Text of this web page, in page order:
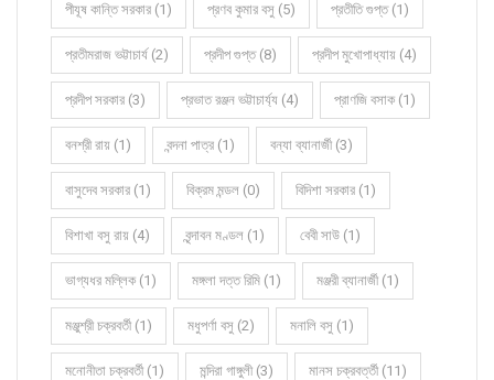
পীযূষ কান্তি সরকার (1) প্রণব কুমার বসু (5) প্রতীতি গুপ্ত (1)
প্রতীমরাজ ভট্টাচার্য (2) প্রদীপ গুপ্ত (8) প্রদীপ মুখোপাধ্যায় (4)
প্রদীপ সরকার (3) প্রভাত রঞ্জন ভট্টাচার্য্য (4) প্রাণজি বসাক (1)
বনশ্রী রায় (1) বন্দনা পাত্র (1) বন্যা ব্যানার্জী (3)
বাসুদেব সরকার (1) বিক্রম মন্ডল (0) বিদিশা সরকার (1)
বিশাখা বসু রায় (4) বৃন্দাবন মণ্ডল (1) বেবী সাউ (1)
ভাগ্যধর মল্লিক (1) মঙ্গলা দত্ত রিমি (1) মঞ্জরী ব্যানার্জী (1)
মঞ্জুশ্রী চক্রবর্তী (1) মধুপর্ণা বসু (2) মনালি বসু (1)
মনোনীতা চক্রবর্তী (1) মন্দিরা গাঙ্গুলী (3) মানস চক্রবর্ত্তী (11)